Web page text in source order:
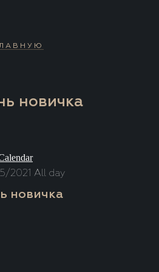
новичка
2021 All day
новичка